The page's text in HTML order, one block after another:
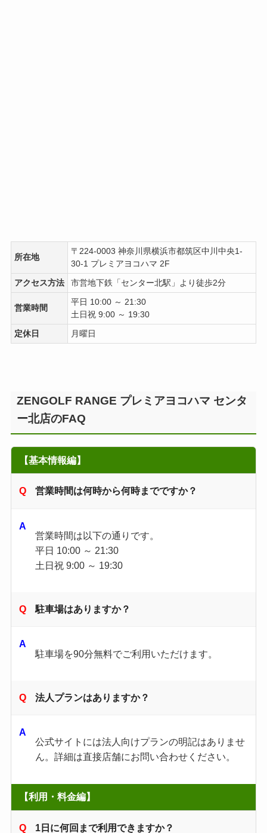
所在地
〒224-0003 神奈川県横浜市都筑区中川中央1-
30-1 プレミアヨコハマ 2F
アクセス方法 市営地下鉄「センター北駅」より徒歩2分
営業時間
平日 10:00 ～ 21:30
土日祝 9:00 ～ 19:30
定休日 月曜日
ZENGOLF RANGE プレミアヨコハマ センタ
ー北店のFAQ
【基本情報編】
営業時間は何時から何時までですか？
営業時間は以下の通りです。
平日 10:00 ～ 21:30
土日祝 9:00 ～ 19:30
駐車場はありますか？
駐車場を90分無料でご利用いただけます。
法人プランはありますか？
公式サイトには法人向けプランの明記はありませ
ん。詳細は直接店舗にお問い合わせください。
【利用・料金編】
1日に何回まで利用できますか？